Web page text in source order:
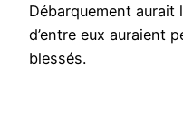
Débarquement aurait
d’entre eux auraient
blessés.